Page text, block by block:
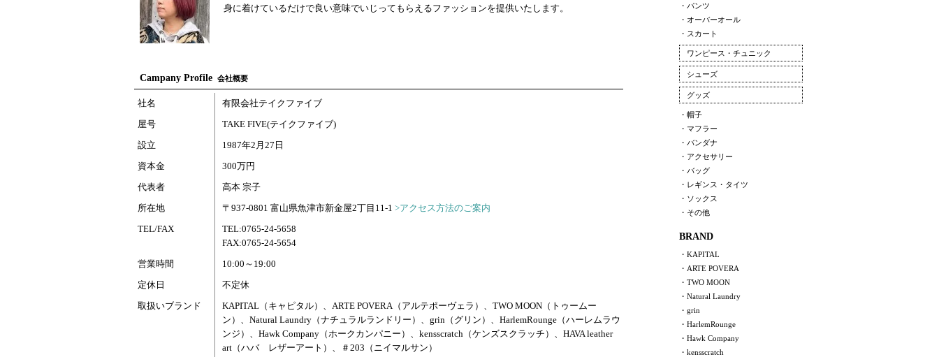
身に着けているだけで良い意味でいじってもらえるファッションを提供いたします。
Campany Profile 会社概要
社名
有限会社テイクファイブ
屋号
TAKE FIVE(テイクファイブ)
設立
1987年2月27日
資本金
300万円
代表者
高本 宗子
所在地
〒937-0801 富山県魚津市新金屋2丁目11-1 >アクセス方法のご案内
TEL/FAX
TEL:0765-24-5658
FAX:0765-24-5654
営業時間
10:00～19:00
定休日
不定休
取扱いブランド
KAPITAL（キャピタル） 、 ARTE POVERA（アルテポーヴェラ） 、 TWO MOON（トゥームー
ン） 、 Natural Laundry（ナチュラルランドリー） 、 grin（グリン） 、 HarlemRounge（ハーレムラウ
ンジ） 、 Hawk Company（ホークカンパニー） 、 kensscratch（ケンズスクラッチ） 、 HAVA leather
art（ハバ レザーアート） 、 ＃203（ニイマルサン）
・パンツ
・オーバーオール
・スカート
ワンピース・チュニック
シューズ
グッズ
・帽子
・マフラー
・バンダナ
・アクセサリー
・バッグ
・レギンス・タイツ
・ソックス
・その他
BRAND
・KAPITAL
・ARTE POVERA
・TWO MOON
・Natural Laundry
・grin
・HarlemRounge
・Hawk Company
・kensscratch